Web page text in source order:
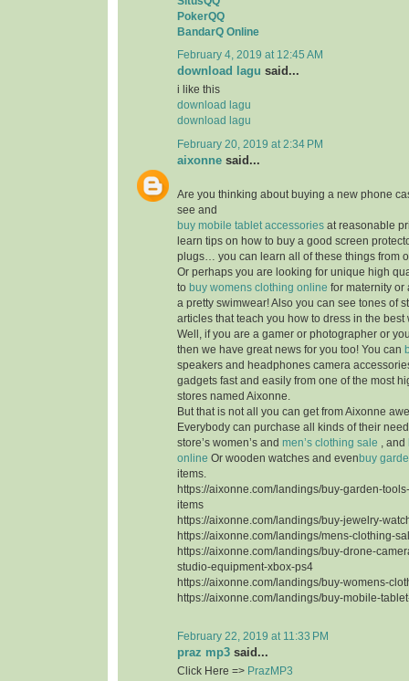
PokerQQ
BandarQ Online
February 4, 2019 at 12:45 AM
download lagu said...
i like this
download lagu
download lagu
February 20, 2019 at 2:34 PM
aixonne said...
Are you thinking about buying a new phone
see and
buy mobile tablet accessories at reasonable
learn tips on how to buy a good screen
plugs… you can learn all of these things from
Or perhaps you are looking for unique high
to buy womens clothing online for maternity or
a pretty swimwear! Also you can see tones of
articles that teach you how to dress in the best
Well, if you are a gamer or photographer or
then we have great news for you too! You can
speakers and headphones camera
gadgets fast and easily from one of the most
stores named Aixonne.
But that is not all you can get from Aixonne
Everybody can purchase all kinds of their
store’s women’s and men’s clothing sale , and
online Or wooden watches and even buy
items.
https://aixonne.com/landings/buy-garden-
items
https://aixonne.com/landings/buy-jewelry-
https://aixonne.com/landings/mens-clothing-
https://aixonne.com/landings/buy-drone-
studio-equipment-xbox-ps4
https://aixonne.com/landings/buy-womens-
https://aixonne.com/landings/buy-mobile-
February 22, 2019 at 11:33 PM
praz mp3 said...
Click Here => PrazMP3